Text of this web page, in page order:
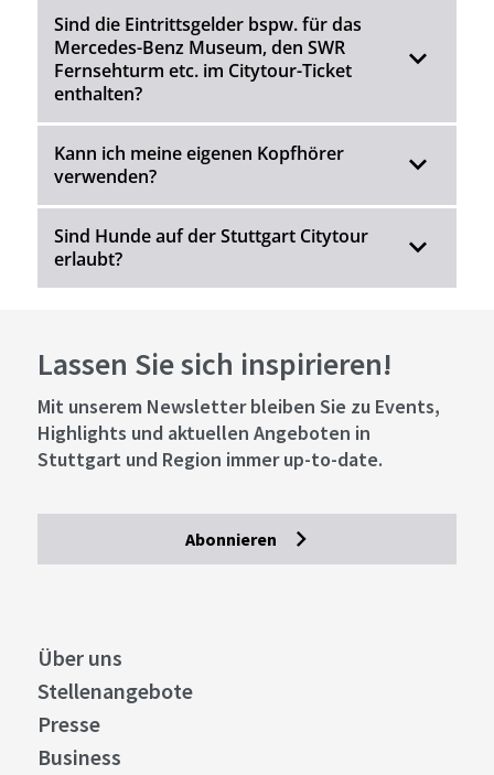
Sind die Eintrittsgelder bspw. für das
Mercedes-Benz Museum, den SWR
Fernsehturm etc. im Citytour-Ticket
enthalten?
Kann ich meine eigenen Kopfhörer
verwenden?
Sind Hunde auf der Stuttgart Citytour
erlaubt?
Lassen Sie sich inspirieren!
Mit unserem Newsletter bleiben Sie zu Events,
Highlights und aktuellen Angeboten in
Stuttgart und Region immer up-to-date.
Abonnieren
Über uns
Stellenangebote
Presse
Business